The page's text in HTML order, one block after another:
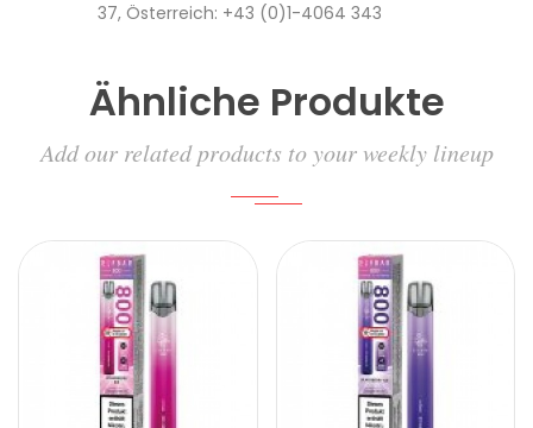
37, Österreich: +43 (0)1-4064 343
Ähnliche Produkte
Add our related products to your weekly lineup